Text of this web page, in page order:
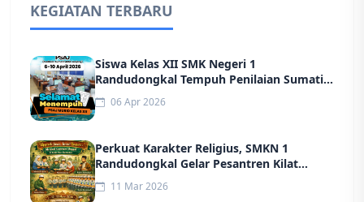
KEGIATAN TERBARU
Siswa Kelas XII SMK Negeri 1
Randudongkal Tempuh Penilaian Sumatif
Akhir Jenjang (PSAJ) Tahun 2026
06 Apr 2026
Perkuat Karakter Religius, SMKN 1
Randudongkal Gelar Pesantren Kilat
Ramadan
11 Mar 2026